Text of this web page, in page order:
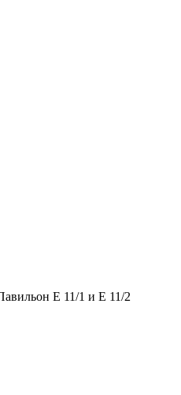
Е 11/1 и Е 11/2